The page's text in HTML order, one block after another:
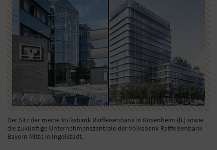
Der Sitz der meine Volksbank Raiffeisenbank in Rosenheim (li.) sowie
die zukünftige Unternehmenszentrale der Volksbank Raiffeisenbank
Bayern Mitte in Ingolstadt.